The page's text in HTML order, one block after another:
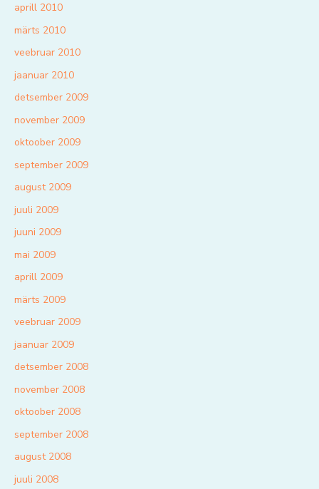
aprill 2010
märts 2010
veebruar 2010
jaanuar 2010
detsember 2009
november 2009
oktoober 2009
september 2009
august 2009
juuli 2009
juuni 2009
mai 2009
aprill 2009
märts 2009
veebruar 2009
jaanuar 2009
detsember 2008
november 2008
oktoober 2008
september 2008
august 2008
juuli 2008